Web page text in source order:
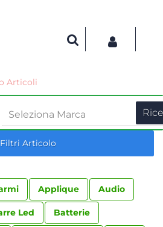
Articoli
Filtri Articolo
Applique Audio
Led Batterie